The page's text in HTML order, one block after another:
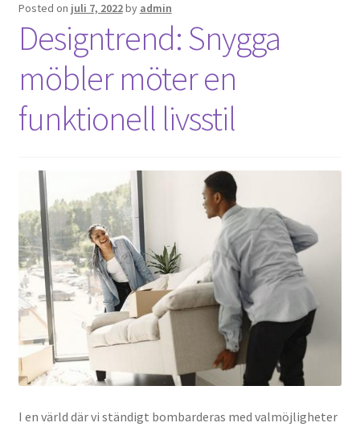
Posted on juli 7, 2022by admin
Designtrend: Snygga
möbler möter en
funktionell livsstil
I en värld där vi ständigt bombarderas med valmöjligheter